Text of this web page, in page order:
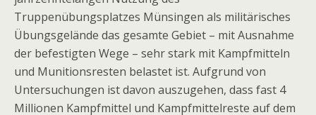
Truppenübungsplatzes Münsingen als militärisches
Übungsgelände das gesamte Gebiet – mit Ausnahme
der befestigten Wege – sehr stark mit Kampfmitteln
und Munitionsresten belastet ist. Aufgrund von
Untersuchungen ist davon auszugehen, dass fast 4
Millionen Kampfmittel und Kampfmittelreste auf dem